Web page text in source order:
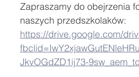
Zapraszamy do obejrzenia
naszych przedszkolaków:
https://drive.google.com/
JkvOGdZD1ij73-